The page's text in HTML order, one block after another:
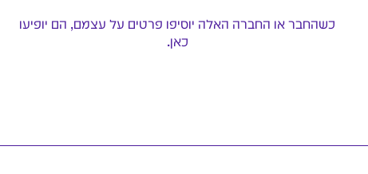
כשהחבר או החברה האלה יוסיפו פרטים על עצמם, הם יופיעו
כאן.